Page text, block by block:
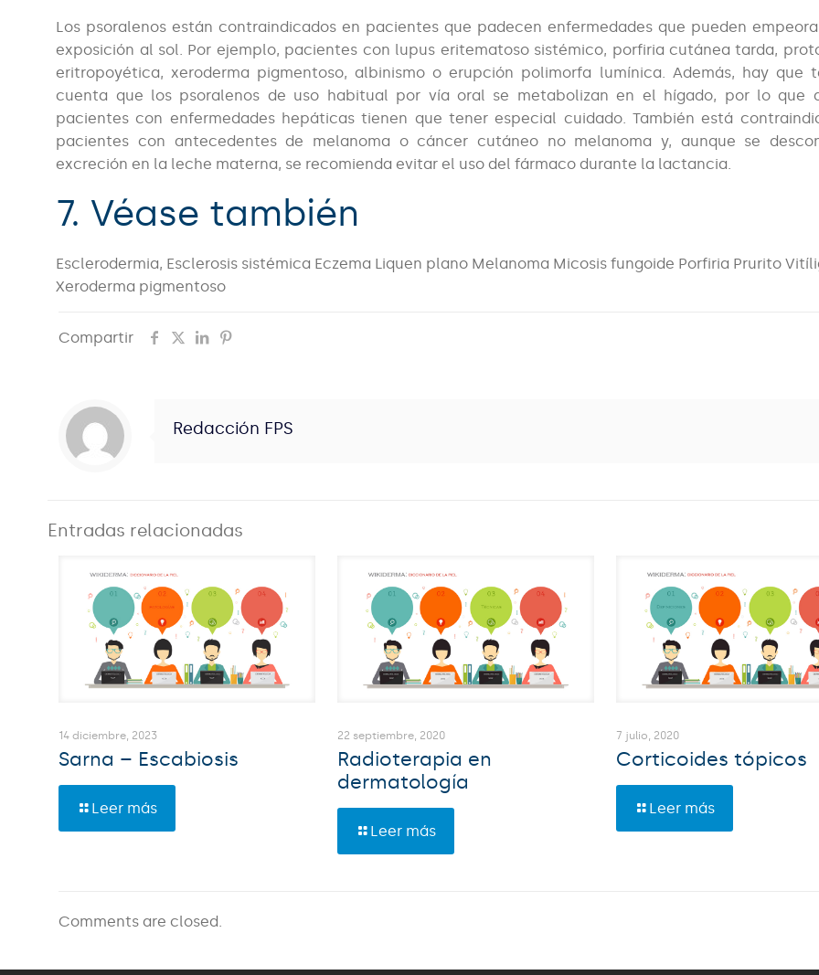
Los psoralenos están contraindicados en pacientes que padecen enfermedades que pueden
exposición al sol. Por ejemplo, pacientes con lupus eritematoso sistémico, porfiria cutánea tarda,
eritropoyética, xeroderma pigmentoso, albinismo o erupción polimorfa lumínica. Además, hay que
cuenta que los psoralenos de uso habitual por vía oral se metabolizan en el hígado, por lo que
pacientes con enfermedades hepáticas tienen que tener especial cuidado. También está
pacientes con antecedentes de melanoma o cáncer cutáneo no melanoma y, aunque se
excreción en la leche materna, se recomienda evitar el uso del fármaco durante la lactancia.
7. Véase también
Esclerodermia, Esclerosis sistémica Eczema Liquen plano Melanoma Micosis fungoide Porfiria Prurito
Xeroderma pigmentoso
Compartir
Redacción FPS
Entradas relacionadas
14 diciembre, 2023
Sarna – Escabiosis
Leer más
22 septiembre, 2020
Radioterapia en
dermatología
Leer más
7 julio, 2020
Corticoides tópicos
Leer más
Comments are closed.